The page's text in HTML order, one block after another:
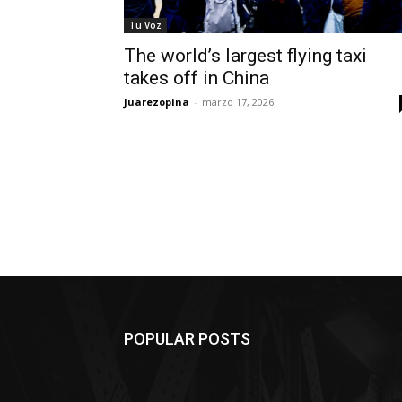
Tu Voz
The world’s largest flying taxi
takes off in China
Juarezopina - marzo 17, 2026
POPULAR POSTS